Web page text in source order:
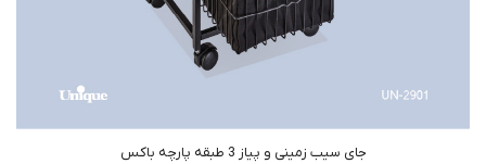
جای سیب زمینی و پیاز 3 طبقه پارچه باکس